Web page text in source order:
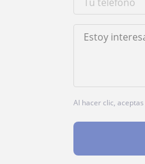
Al hacer clic,